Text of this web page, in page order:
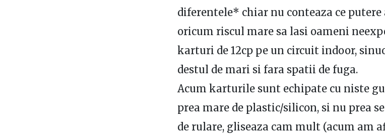
diferentele* chiar nu conteaza ce putere
oricum riscul mare sa lasi oameni
karturi de 12cp pe un circuit indoor,
destul de mari si fara spatii de fuga.
Acum karturile sunt echipate cu niste
prea mare de plastic/silicon, si nu prea
de rulare, gliseaza cam mult (acum am